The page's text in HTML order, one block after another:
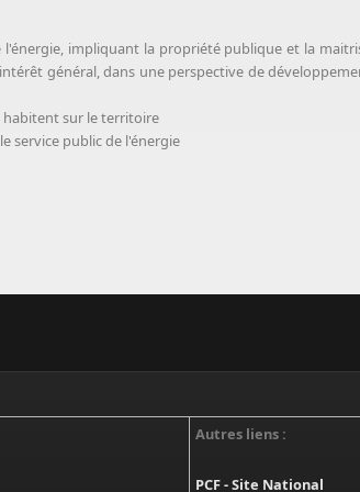
impliquant la propriété publique et la
général, dans une perspective de
habitent sur le territoire
service public de l'énergie
Autres liens :
PCF - Site National